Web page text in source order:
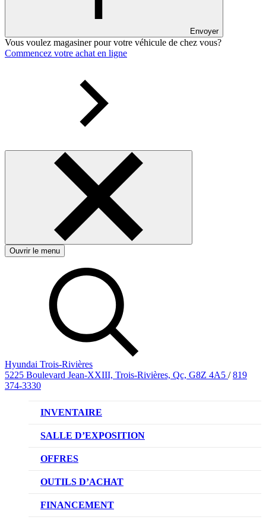
Envoyer
Vous voulez magasiner pour votre véhicule de chez vous?
Commencez votre achat en ligne
Ouvrir le menu
Hyundai Trois-Rivières
5225 Boulevard Jean-XXIII, Trois-Rivières, Qc, G8Z 4A5 / 819
374-3330
INVENTAIRE
VÉHICULES NEUFS
VÉHICULES D’OCCASION
SALLE D’EXPOSITION
OFFRES
OFFRE DE VÉHICULES NEUFS
OFFRES DU CONCESSIONNAIRE
OUTILS D’ACHAT
CL!QUEZ ET ACHETEZ HYUNDAI
FINANCEMENT